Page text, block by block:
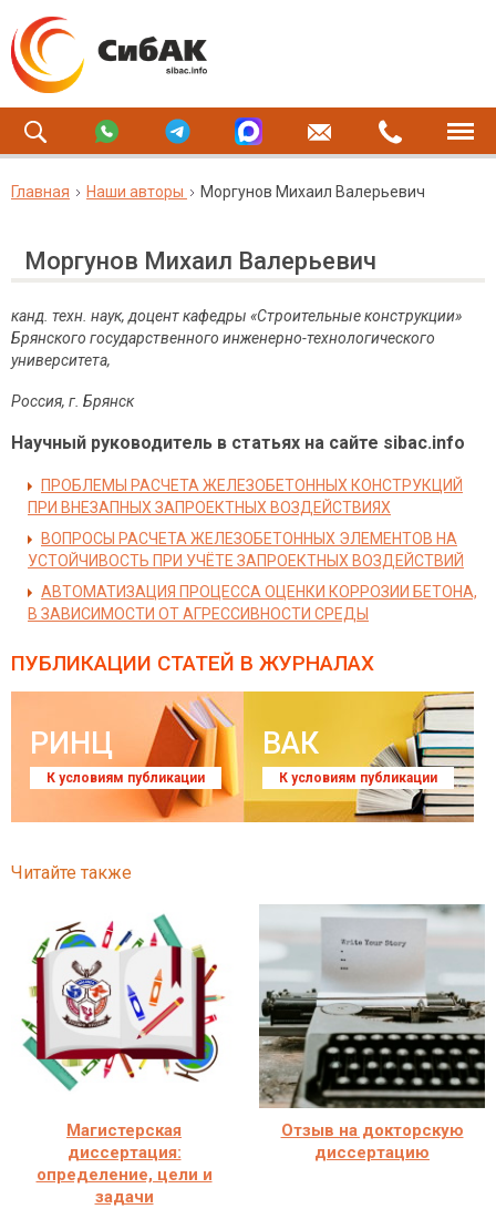
Главная Наши авторы Моргунов Михаил Валерьевич
Моргунов Михаил Валерьевич
канд. техн. наук, доцент кафедры «Строительные конструкции»
Брянского государственного инженерно-технологического
университета,
Россия, г. Брянск
Научный руководитель в статьях на сайте sibac.info
ПРОБЛЕМЫ РАСЧЕТА ЖЕЛЕЗОБЕТОННЫХ КОНСТРУКЦИЙ
ПРИ ВНЕЗАПНЫХ ЗАПРОЕКТНЫХ ВОЗДЕЙСТВИЯХ
ВОПРОСЫ РАСЧЕТА ЖЕЛЕЗОБЕТОННЫХ ЭЛЕМЕНТОВ НА
УСТОЙЧИВОСТЬ ПРИ УЧЁТЕ ЗАПРОЕКТНЫХ ВОЗДЕЙСТВИЙ
АВТОМАТИЗАЦИЯ ПРОЦЕССА ОЦЕНКИ КОРРОЗИИ БЕТОНА,
В ЗАВИСИМОСТИ ОТ АГРЕССИВНОСТИ СРЕДЫ
ПУБЛИКАЦИИ СТАТЕЙ В ЖУРНАЛАХ
РИНЦ
К условиям публикации
ВАК
К условиям публикации
Читайте также
Магистерская
диссертация:
определение, цели и
задачи
Отзыв на докторскую
диссертацию